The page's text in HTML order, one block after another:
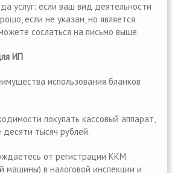
услуг: если ваш вид деятельности
если не указан, но является
сослаться на письмо выше.
ИП
использования бланков
покупать кассовый аппарат,
тысяч рублей.
от регистрации ККМ
машины) в налоговой инспекции и